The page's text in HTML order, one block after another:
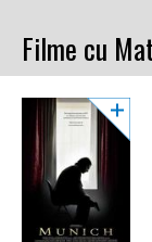
Filme cu